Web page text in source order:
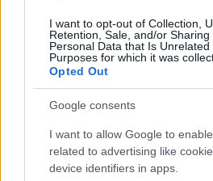
I want to opt-out of Collection,
Retention, Sale, and/or Sharing
Personal Data that Is Unrelated
Purposes for which it was
Opted Out
Google consents
I want to allow Google to
related to advertising like
device identifiers in apps.
Szerinte egyféle
de a nyilvánosságra hozott
kozmetikázott formában